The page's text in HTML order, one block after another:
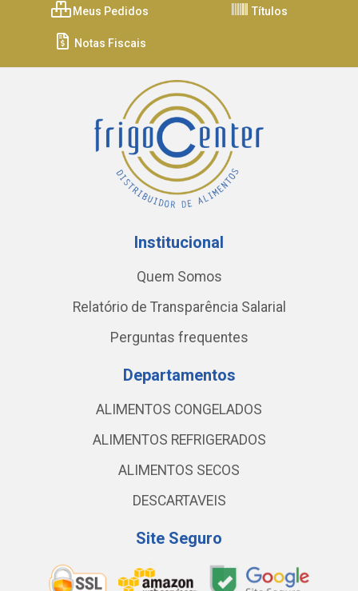
Meus Pedidos Títulos
Notas Fiscais
Institucional
Quem Somos
Relatório de Transparência Salarial
Perguntas frequentes
Departamentos
ALIMENTOS CONGELADOS
ALIMENTOS REFRIGERADOS
ALIMENTOS SECOS
DESCARTAVEIS
Site Seguro